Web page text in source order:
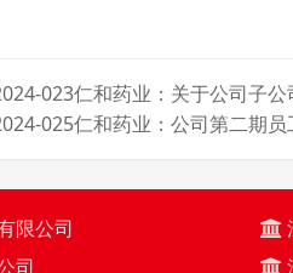
023仁和药业：关于公司子
025仁和药业：公司第二期
限公司
司